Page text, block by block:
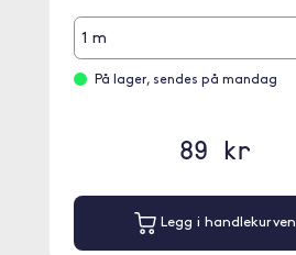
1 m
På lager, sendes på mandag
89 kr
Legg i handlekurven